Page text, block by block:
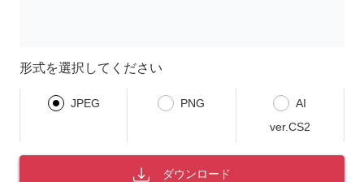
形式を選択してください
JPEG PNG
AI
ver.CS2
ダウンロード